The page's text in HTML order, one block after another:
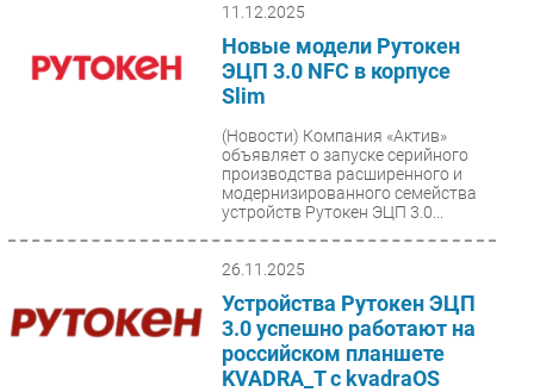
11.12.2025
Новые модели Рутокен
ЭЦП 3.0 NFC в корпусе
Slim
(Новости) Компания «Актив»
объявляет о запуске серийного
производства расширенного и
модернизированного семейства
устройств Рутокен ЭЦП 3.0...
26.11.2025
Устройства Рутокен ЭЦП
3.0 успешно работают на
российском планшете
KVADRA_T с kvadraOS